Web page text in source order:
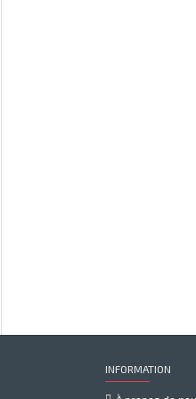
INFORMATION